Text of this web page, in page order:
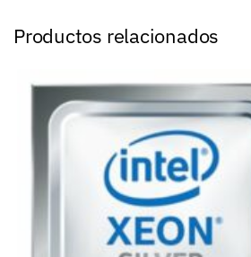
Productos relacionados